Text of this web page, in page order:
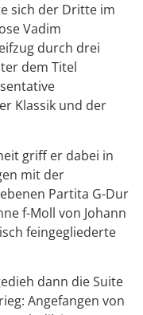
sich der Dritte im
Vadim
durch drei
dem Titel
Klassik und der
griff er dabei in
mit der
Partita G-Dur
f-Moll von Johann
feingegliederte
dann die Suite
Angefangen von